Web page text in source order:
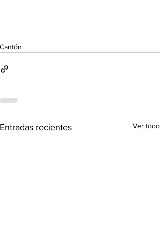
Cantón
Entradas recientes Ver todo